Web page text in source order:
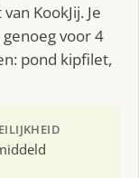
KookJij. Je
voor 4
pond kipfilet,